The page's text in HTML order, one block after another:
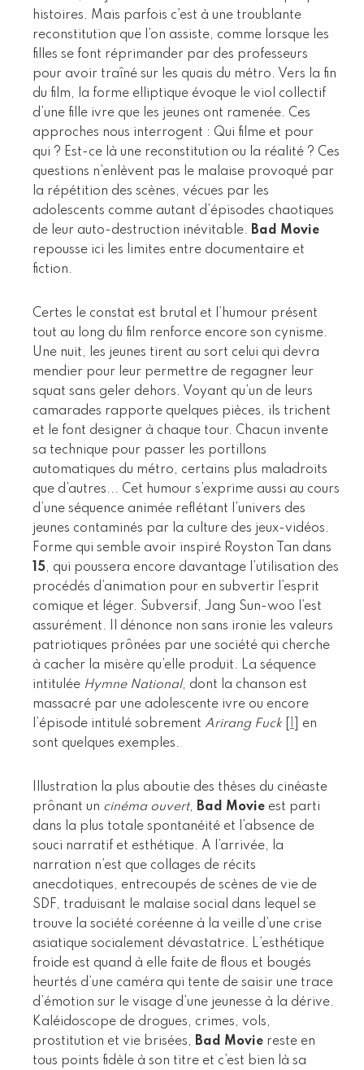
histoires. Mais parfois c’est à une troublante
reconstitution que l’on assiste, comme lorsque les
filles se font réprimander par des professeurs
pour avoir traîné sur les quais du métro. Vers la fin
du film, la forme elliptique évoque le viol collectif
d’une fille ivre que les jeunes ont ramenée. Ces
approches nous interrogent : Qui filme et pour
qui ? Est-ce là une reconstitution ou la réalité ? Ces
questions n’enlèvent pas le malaise provoqué par
la répétition des scènes, vécues par les
adolescents comme autant d’épisodes chaotiques
de leur auto-destruction inévitable. Bad Movie
repousse ici les limites entre documentaire et
fiction.
Certes le constat est brutal et l’humour présent
tout au long du film renforce encore son cynisme.
Une nuit, les jeunes tirent au sort celui qui devra
mendier pour leur permettre de regagner leur
squat sans geler dehors. Voyant qu’un de leurs
camarades rapporte quelques pièces, ils trichent
et le font designer à chaque tour. Chacun invente
sa technique pour passer les portillons
automatiques du métro, certains plus maladroits
que d’autres... Cet humour s’exprime aussi au cours
d’une séquence animée reflétant l’univers des
jeunes contaminés par la culture des jeux-vidéos.
Forme qui semble avoir inspiré Royston Tan dans
15, qui poussera encore davantage l’utilisation des
procédés d’animation pour en subvertir l’esprit
comique et léger. Subversif, Jang Sun-woo l’est
assurément. Il dénonce non sans ironie les valeurs
patriotiques prônées par une société qui cherche
à cacher la misère qu’elle produit. La séquence
intitulée Hymne National, dont la chanson est
massacré par une adolescente ivre ou encore
l’épisode intitulé sobrement Arirang Fuck
en
sont quelques exemples.
Illustration la plus aboutie des thèses du cinéaste
prônant un cinéma ouvert, Bad Movie est parti
dans la plus totale spontanéité et l’absence de
souci narratif et esthétique. A l’arrivée, la
narration n’est que collages de récits
anecdotiques, entrecoupés de scènes de vie de
SDF, traduisant le malaise social dans lequel se
trouve la société coréenne à la veille d’une crise
asiatique socialement dévastatrice. L’esthétique
froide est quand à elle faite de flous et bougés
heurtés d’une caméra qui tente de saisir une trace
d’émotion sur le visage d’une jeunesse à la dérive.
Kaléidoscope de drogues, crimes, vols,
prostitution et vie brisées, Bad Movie reste en
tous points fidèle à son titre et c’est bien là sa